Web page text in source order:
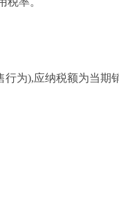
为),应纳税额为当期